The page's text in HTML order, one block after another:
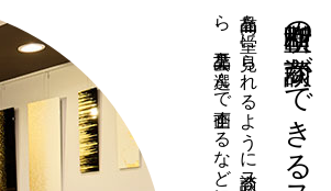
横断型の商談ができるスペース